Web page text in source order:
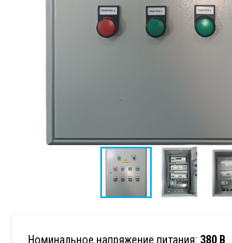
Номинальное напряжение питания: 380 В